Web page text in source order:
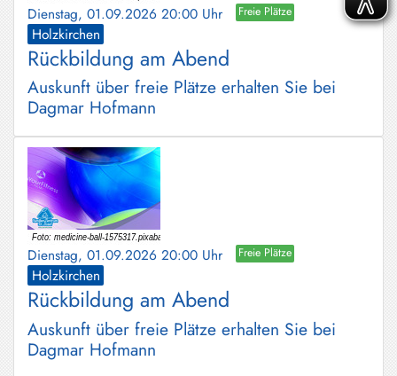
Dienstag, 01.09.2026 20:00 Uhr Freie Plätze
Holzkirchen
Rückbildung am Abend
Auskunft über freie Plätze erhalten Sie bei
Dagmar Hofmann
Dienstag, 01.09.2026 20:00 Uhr Freie Plätze
Holzkirchen
Rückbildung am Abend
Auskunft über freie Plätze erhalten Sie bei
Dagmar Hofmann